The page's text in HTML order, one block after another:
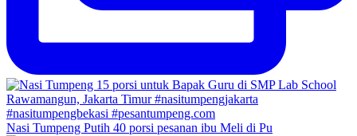
Nasi Tumpeng Putih 40 porsi pesanan ibu Meli di Pu